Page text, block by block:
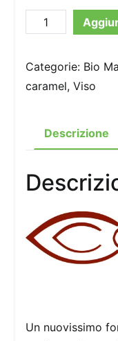
Couleur
Caramel
Fondotinta
Age
Ash
Blonde
ml
quantità
Categorie: Bio
caramel,Viso
Descrizione
Un nuovissimo